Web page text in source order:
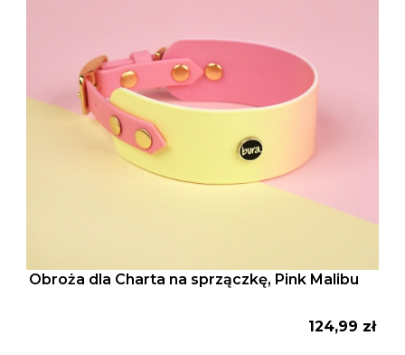
Obroża dla Charta na sprzączkę, Pink Malibu
Cena
124,99 zł